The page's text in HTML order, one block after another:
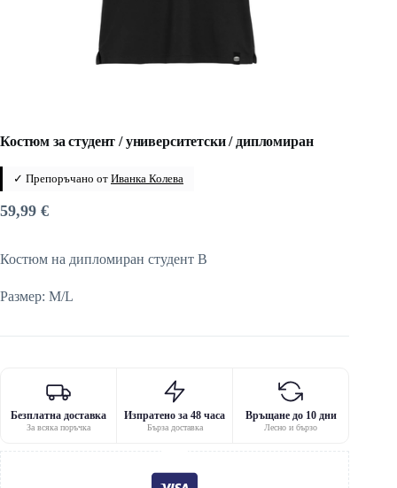
Костюм за студент / университетски / дипломиран
✓ Препоръчано от Иванка Колева
59,99 €
Костюм на дипломиран студент B
Размер: M/L
Безплатна доставка
За всяка поръчка
Изпратено за 48 часа
Бърза доставка
Връщане до 10 дни
Лесно и бързо